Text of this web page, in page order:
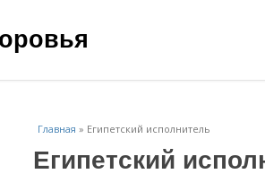
Главная » Египетский исполнитель
Египетский